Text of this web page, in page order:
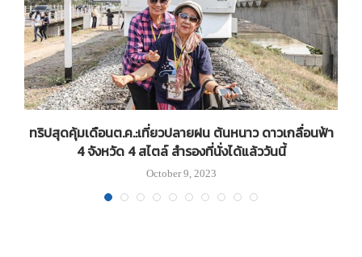
ทริปสุดคุ้มเดือนต.ค.:เที่ยวปลายฝน ต้นหนาว ดาวเกลื่อนฟ้า
4 จังหวัด 4 สไตล์ สำรองที่นั่งได้แล้ววันนี้
October 9, 2023